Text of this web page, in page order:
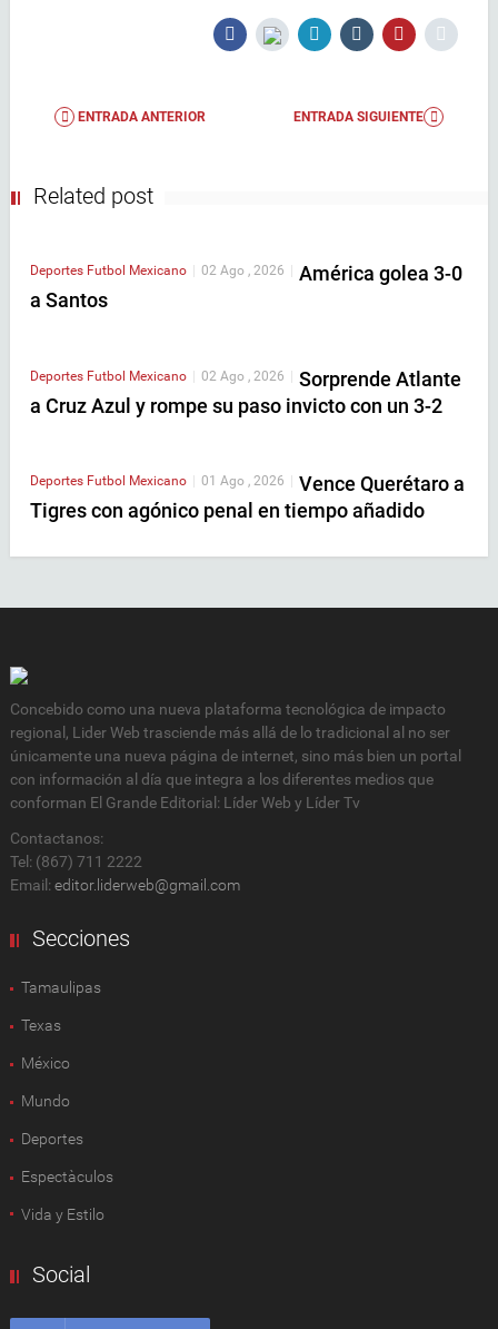
ENTRADA ANTERIOR ENTRADA SIGUIENTE
Related post
Deportes Futbol Mexicano 02 Ago , 2026
América golea 3-0
a Santos
Deportes Futbol Mexicano | 02 Ago , 2026 | Sorprende Atlante
a Cruz Azul y rompe su paso invicto con un 3-2
Deportes Futbol Mexicano 01 Ago , 2026
Vence Querétaro a
Tigres con agónico penal en tiempo añadido
Concebido como una nueva plataforma tecnológica de impacto
regional, Lider Web trasciende más allá de lo tradicional al no ser
únicamente una nueva página de internet, sino más bien un portal
con información al día que integra a los diferentes medios que
conforman El Grande Editorial: Líder Web y Líder Tv
Contactanos:
Tel: (867) 711 2222
Email: editor.liderweb@gmail.com
Secciones
Tamaulipas
Texas
México
Mundo
Deportes
Espectàculos
Vida y Estilo
Social